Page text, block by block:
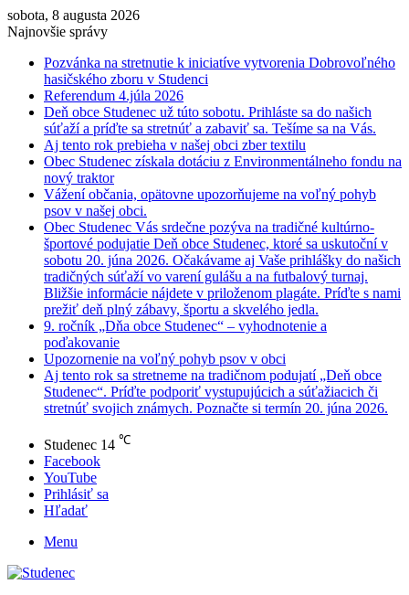
sobota, 8 augusta 2026
Najnovšie správy
Pozvánka na stretnutie k iniciatíve vytvorenia Dobrovoľného
hasičského zboru v Studenci
Referendum 4.júla 2026
Deň obce Studenec už túto sobotu. Prihláste sa do našich
súťaží a príďte sa stretnúť a zabaviť sa. Tešíme sa na Vás.
Aj tento rok prebieha v našej obci zber textilu
Obec Studenec získala dotáciu z Environmentálneho fondu na
nový traktor
Vážení občania, opätovne upozorňujeme na voľný pohyb
psov v našej obci.
Obec Studenec Vás srdečne pozýva na tradičné kultúrno-
športové podujatie Deň obce Studenec, ktoré sa uskutoční v
sobotu 20. júna 2026. Očakávame aj Vaše prihlášky do našich
tradičných súťaží vo varení gulášu a na futbalový turnaj.
Bližšie informácie nájdete v priloženom plagáte. Príďte s nami
prežiť deň plný zábavy, športu a skvelého jedla.
9. ročník „Dňa obce Studenec“ – vyhodnotenie a
poďakovanie
Upozornenie na voľný pohyb psov v obci
Aj tento rok sa stretneme na tradičnom podujatí „Deň obce
Studenec“. Príďte podporiť vystupujúcich a súťažiacich či
stretnúť svojich známych. Poznačte si termín 20. júna 2026.
Studenec 14 ℃
Facebook
YouTube
Prihlásiť sa
Hľadať
Menu